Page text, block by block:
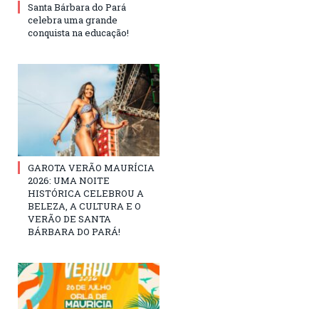
Santa Bárbara do Pará
celebra uma grande
conquista na educação!
GAROTA VERÃO MAURÍCIA
2026: UMA NOITE
HISTÓRICA CELEBROU A
BELEZA, A CULTURA E O
VERÃO DE SANTA
BÁRBARA DO PARÁ!